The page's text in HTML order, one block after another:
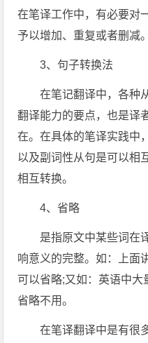
在笔译工作中，有必要对
予以增加、重复或者删减。
3、句子转换法
在笔记翻译中，各种
翻译能力的要点，也是译
在。在具体的笔译实践中
以及副词性从句是可以相
相互转换。
4、省略
是指原文中某些词在
响意义的完整。如：上面
可以省略;又如：英语中
省略不用。
在笔译翻译中是有很